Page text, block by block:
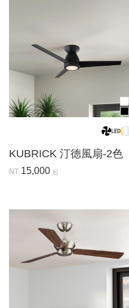
KUBRICK 汀德風扇-2色
NT 15,000 起